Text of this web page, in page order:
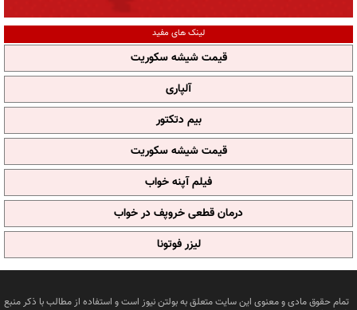
لینک های مفید
قیمت شیشه سکوریت
آلپاری
بیم دتکتور
قیمت شیشه سکوریت
فیلم آپنه خواب
درمان قطعی خروپف در خواب
لیزر فوتونا
تمام حقوق مادی و معنوی این سایت متعلق به بولتن نیوز است و استفاده از مطالب با ذکر منبع